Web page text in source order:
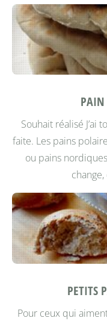
PAIN
Souhait réalisé J’ai
faite. Les pains
ou pains
PETITS
Pour ceux qui